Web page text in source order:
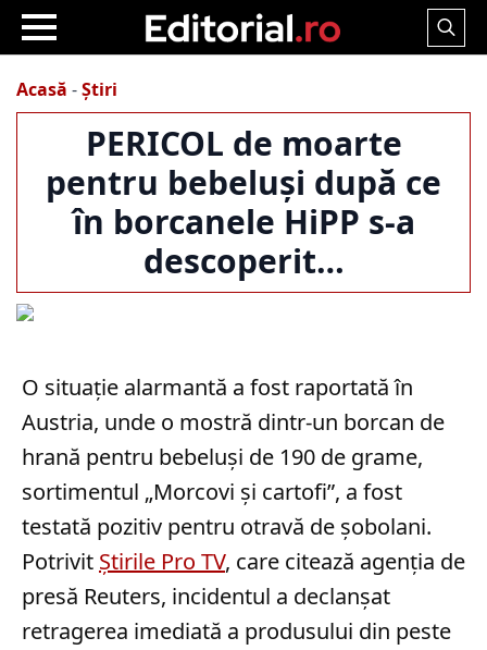
Search
Acasă -Știri
PERICOL de moarte
pentru bebeluși după ce
în borcanele HiPP s-a
descoperit…
O situație alarmantă a fost raportată în
Austria, unde o mostră dintr-un borcan de
hrană pentru bebeluși de 190 de grame,
sortimentul „Morcovi și cartofi”, a fost
testată pozitiv pentru otravă de șobolani.
Potrivit Știrile Pro TV, care citează agenția de
presă Reuters, incidentul a declanșat
retragerea imediată a produsului din peste